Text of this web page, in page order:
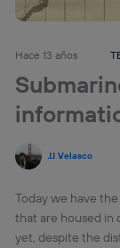
Hace 13 años
JJ Velasco
Today we have
that are housed in
yet, despite the